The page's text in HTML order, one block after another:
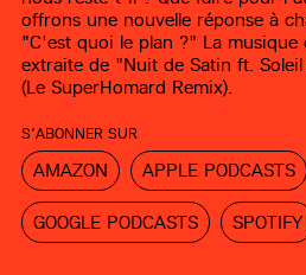
offrons une nouvelle réponse à
"C'est quoi le plan ?" La
extraite de "Nuit de Satin ft.
(Le SuperHomard Remix).
S’ABONNER SUR
AMAZON APPLE PODCASTS
GOOGLE PODCASTS SPOTIFY